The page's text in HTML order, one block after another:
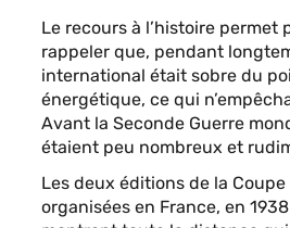
Le recours à l’histoire permet
rappeler que, pendant
international était sobre du
énergétique, ce qui
Avant la Seconde Guerre
étaient peu nombreux et
Les deux éditions de la
organisées en France, en